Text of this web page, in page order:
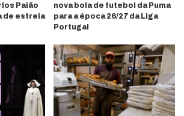
Paião
de estreia
nova bola de futebol da Puma
para a época 26/27 da Liga
Portugal